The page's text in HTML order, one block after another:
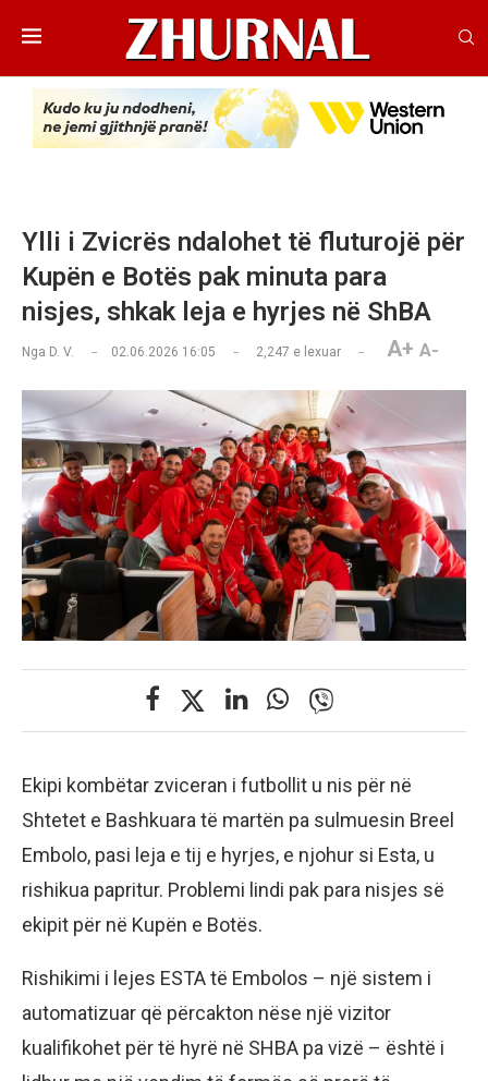
Ylli i Zvicrës ndalohet të fluturojë për
Kupën e Botës pak minuta para
nisjes, shkak leja e hyrjes në ShBA
Nga D. V. 02.06.2026 16:05 2,247 e lexuar A+ A-
Ekipi kombëtar zviceran i futbollit u nis për në
Shtetet e Bashkuara të martën pa sulmuesin Breel
Embolo, pasi leja e tij e hyrjes, e njohur si Esta, u
rishikua papritur. Problemi lindi pak para nisjes së
ekipit për në Kupën e Botës.
Rishikimi i lejes ESTA të Embolos – një sistem i
automatizuar që përcakton nëse një vizitor
kualifikohet për të hyrë në SHBA pa vizë – është i